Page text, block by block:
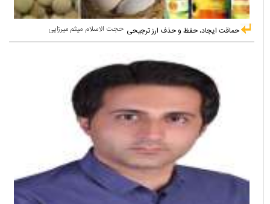
حجت الاسلام میثم میرزایی حماقت ایجاد، حفظ و حذف ارز ترجیحی